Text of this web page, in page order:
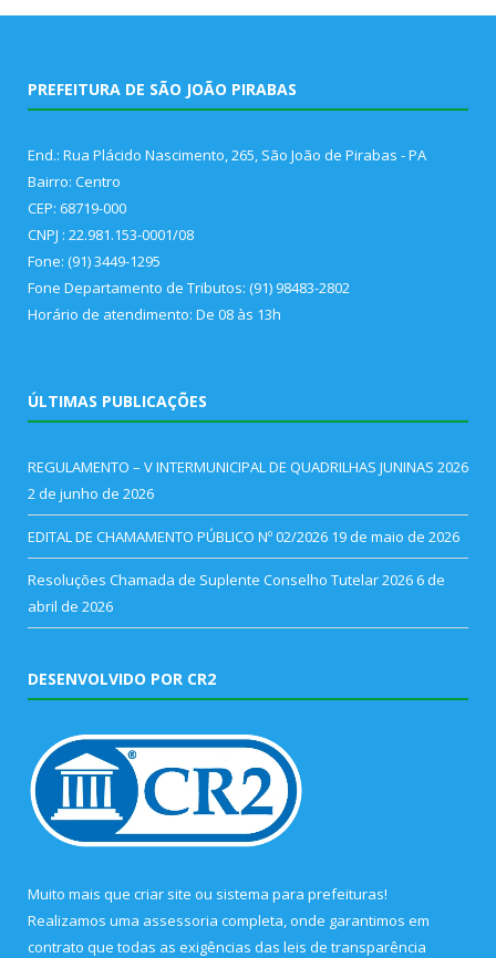
PREFEITURA DE SÃO JOÃO PIRABAS
End.: Rua Plácido Nascimento, 265, São João de Pirabas - PA
Bairro: Centro
CEP: 68719-000
CNPJ : 22.981.153-0001/08
Fone: (91) 3449-1295
Fone Departamento de Tributos: (91) 98483-2802
Horário de atendimento: De 08 às 13h
ÚLTIMAS PUBLICAÇÕES
REGULAMENTO – V INTERMUNICIPAL DE QUADRILHAS JUNINAS 2026
2 de junho de 2026
EDITAL DE CHAMAMENTO PÚBLICO Nº 02/2026 19 de maio de 2026
Resoluções Chamada de Suplente Conselho Tutelar 2026 6 de
abril de 2026
DESENVOLVIDO POR CR2
Muito mais que criar site ou sistema para prefeituras!
Realizamos uma assessoria completa, onde garantimos em
contrato que todas as exigências das leis de transparência